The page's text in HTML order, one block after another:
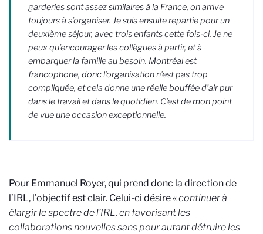
garderies sont assez similaires à la France, on arrive
toujours à s’organiser. Je suis ensuite repartie pour un
deuxième séjour, avec trois enfants cette fois-ci. Je ne
peux qu’encourager les collègues à partir, et à
embarquer la famille au besoin. Montréal est
francophone, donc l’organisation n’est pas trop
compliquée, et cela donne une réelle bouffée d’air pur
dans le travail et dans le quotidien. C’est de mon point
de vue une occasion exceptionnelle.
Pour Emmanuel Royer, qui prend donc la direction de
l’IRL, l’objectif est clair. Celui-ci désire «continuer à
élargir le spectre de l’IRL, en favorisant les
collaborations nouvelles sans pour autant détruire les